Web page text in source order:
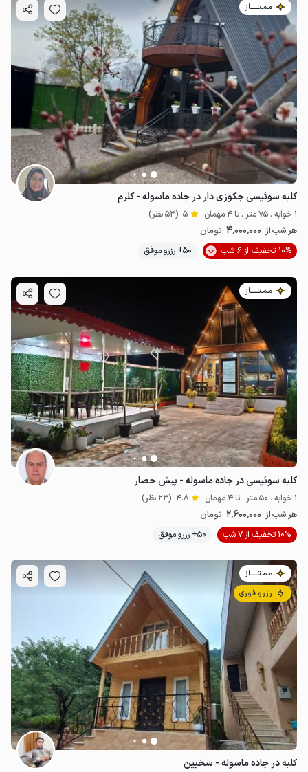
میلیون ت
3.5میلیون ت
مـمـتــــــاز
کلبه سوئیسی جکوزی دار در جاده ماسوله - کلرم
1 خوابه . 75 متر . تا 4 مهمان 5 (53 نظر)
هر شب از 4٬000٬000 تومان
10% تخفیف از 6 شب
50+ رزرو موفق
مـمـتــــــاز
کلبه سوئیسی در جاده ماسوله - پیش حصار
1 خوابه . 50 متر . تا 4 مهمان 4.8 (23 نظر)
هر شب از 2٬600٬000 تومان
10% تخفیف از 7 شب
50+ رزرو موفق
مـمـتــــــاز
رزرو فوری
کلبه در جاده ماسوله - سخبین